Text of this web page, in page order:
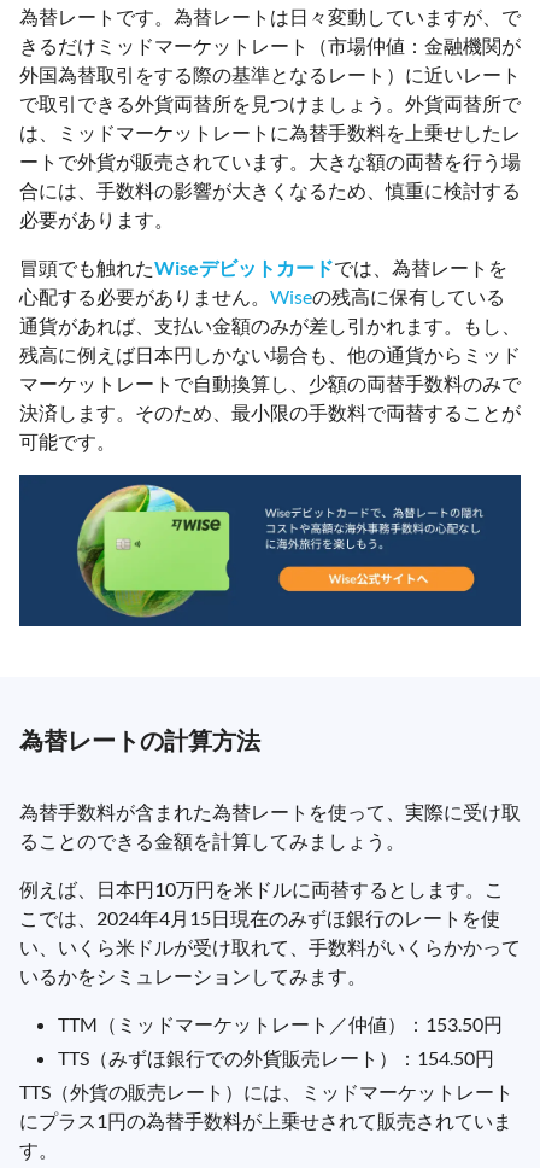
為替レートです。為替レートは日々変動していますが、で
きるだけミッドマーケットレート（市場仲値：金融機関が
外国為替取引をする際の基準となるレート）に近いレート
で取引できる外貨両替所を見つけましょう。外貨両替所で
は、ミッドマーケットレートに為替手数料を上乗せしたレ
ートで外貨が販売されています。大きな額の両替を行う場
合には、手数料の影響が大きくなるため、慎重に検討する
必要があります。
冒頭でも触れたWiseデビットカードでは、為替レートを
心配する必要がありません。 Wiseの残高に保有している
通貨があれば、支払い金額のみが差し引かれます。もし、
残高に例えば日本円しかない場合も、他の通貨からミッド
マーケットレートで自動換算し、少額の両替手数料のみで
決済します。そのため、最小限の手数料で両替することが
可能です。
為替レートの計算方法
為替手数料が含まれた為替レートを使って、実際に受け取
ることのできる金額を計算してみましょう。
例えば、日本円10万円を米ドルに両替するとします。こ
こでは、2024年4月15日現在のみずほ銀行のレートを使
い、いくら米ドルが受け取れて、手数料がいくらかかって
いるかをシミュレーションしてみます。
TTM（ミッドマーケットレート／仲値）：153.50円
TTS（みずほ銀行での外貨販売レート）：154.50円
TTS（外貨の販売レート）には、ミッドマーケットレート
にプラス1円の為替手数料が上乗せされて販売されていま
す。